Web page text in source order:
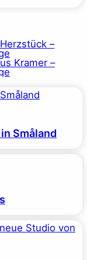
Småland